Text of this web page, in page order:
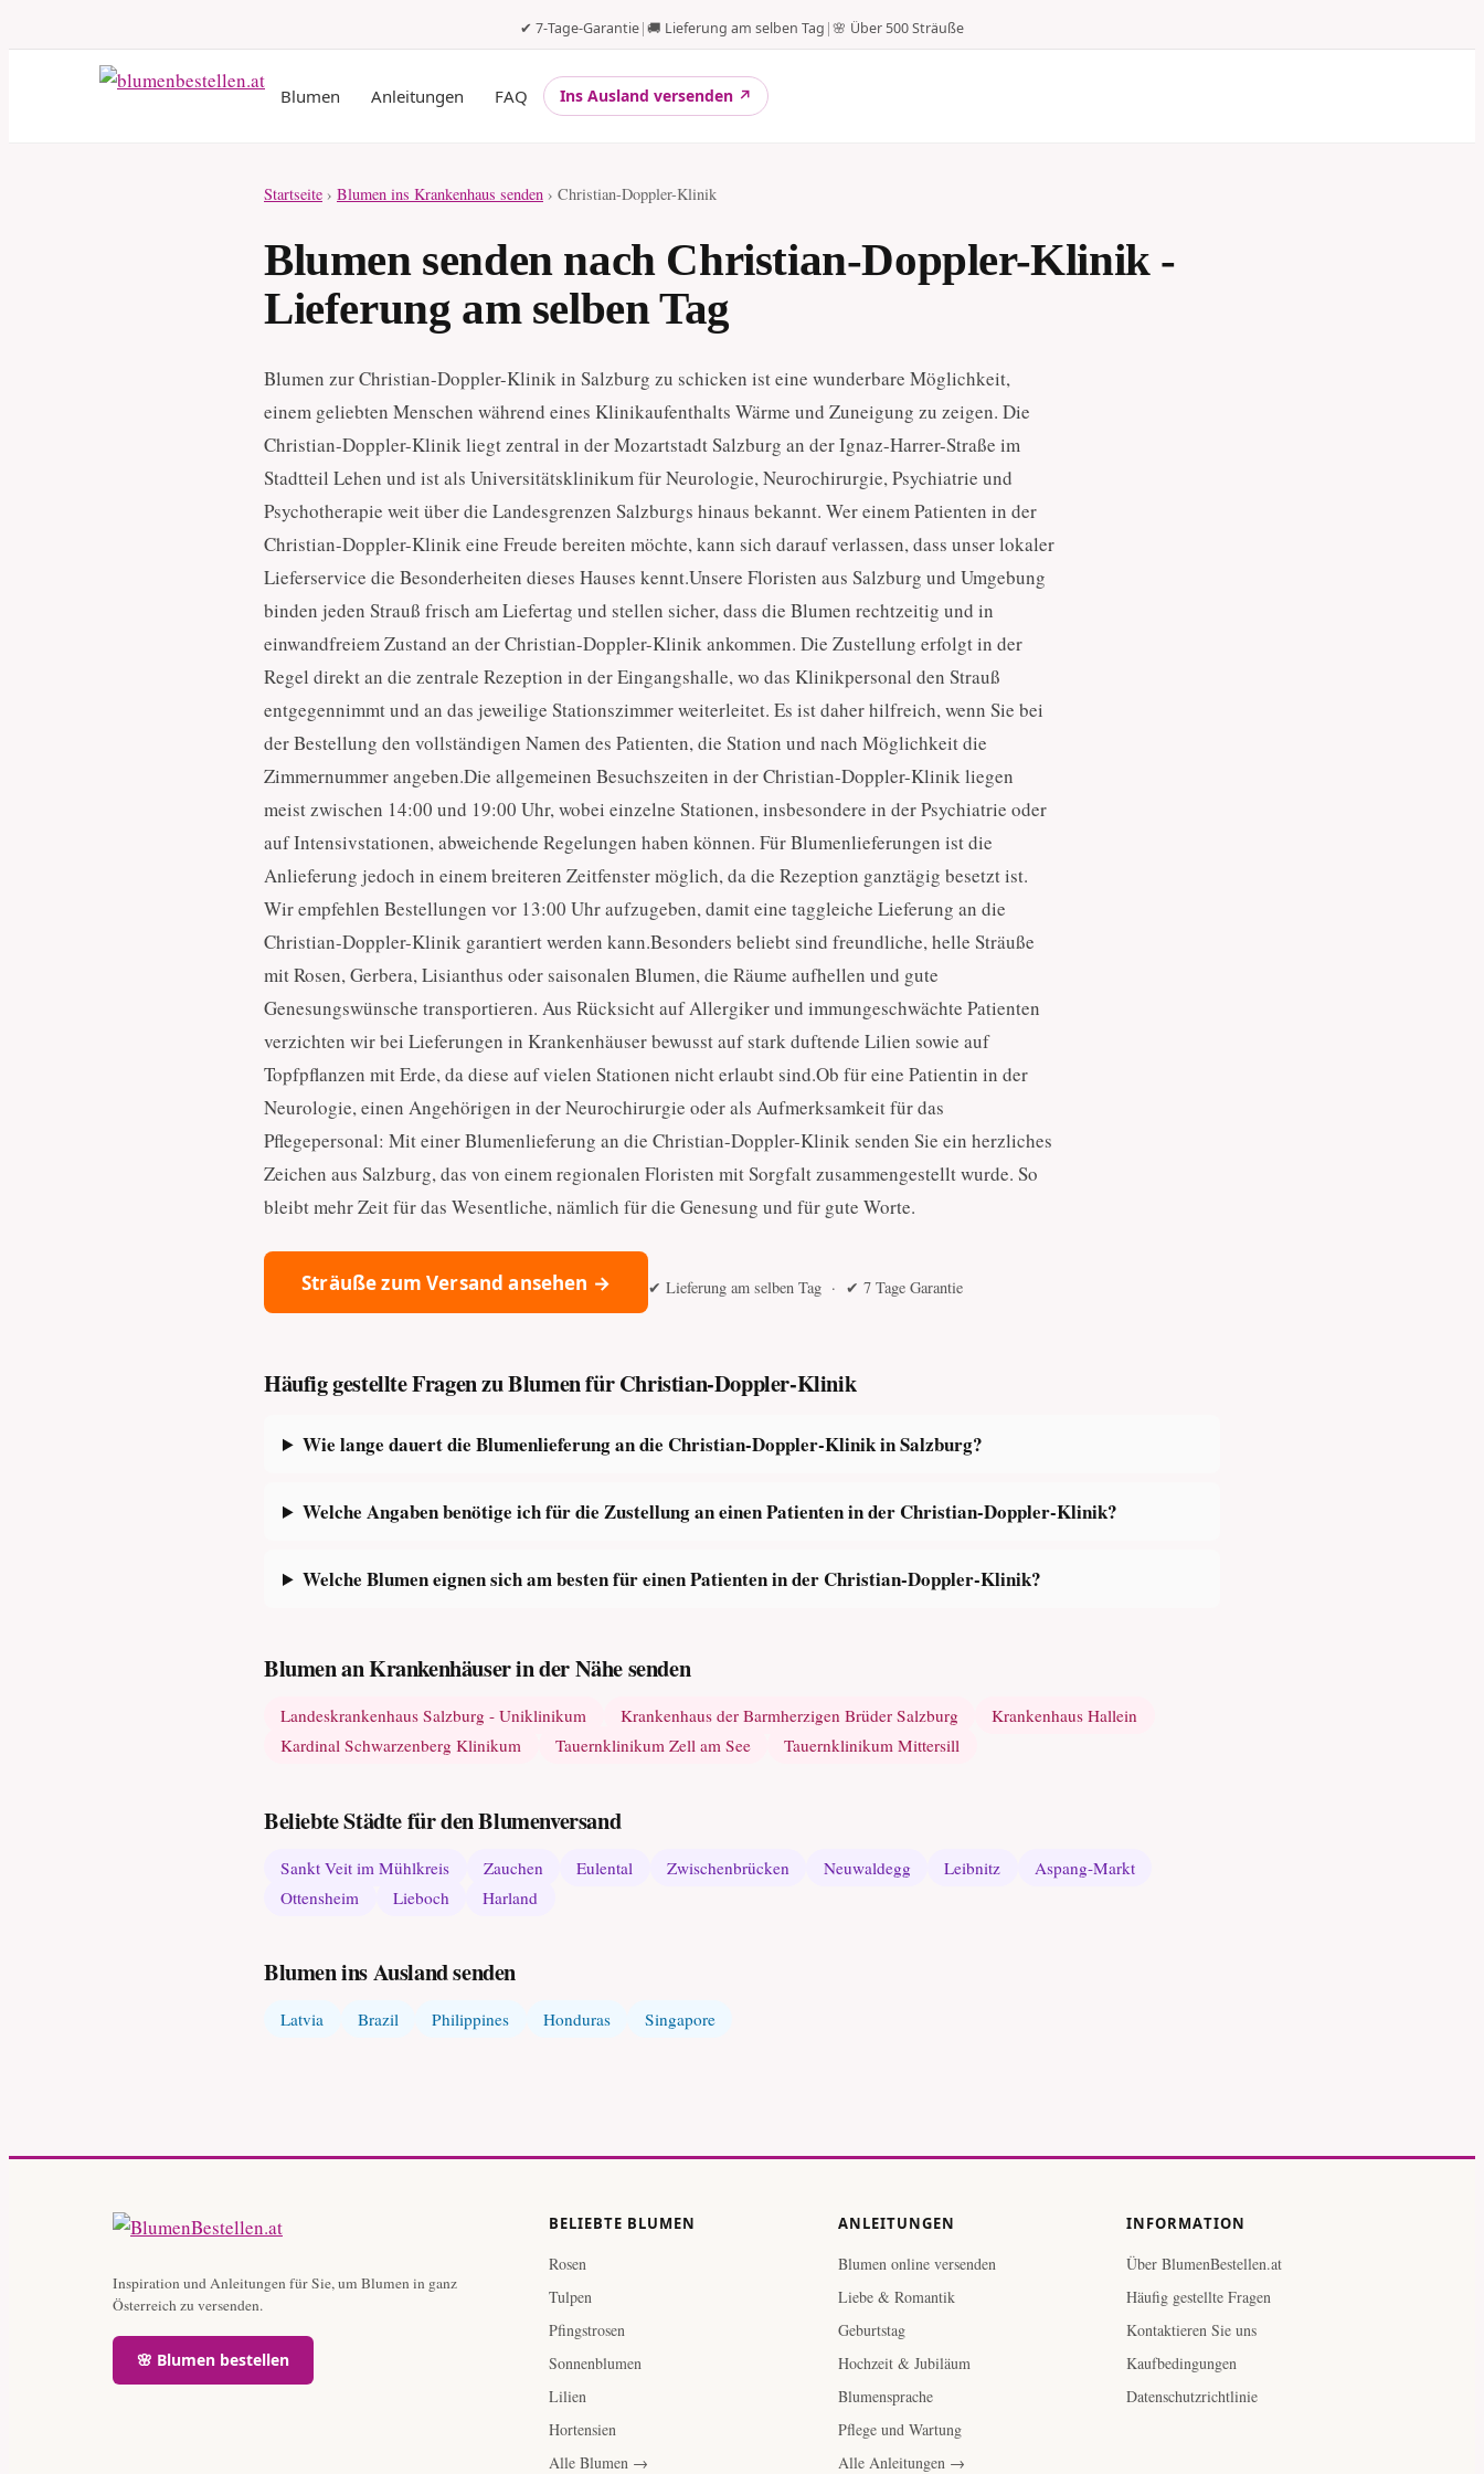
✔ 7-Tage-Garantie|🚚 Lieferung am selben Tag |🌸 Über 500 Sträuße
Blumen Anleitungen FAQ Ins Ausland versenden ↗
Startseite › Blumen ins Krankenhaus senden › Christian-Doppler-Klinik
Blumen senden nach Christian-Doppler-Klinik -
Lieferung am selben Tag
Blumen zur Christian-Doppler-Klinik in Salzburg zu schicken ist eine wunderbare Möglichkeit,
einem geliebten Menschen während eines Klinikaufenthalts Wärme und Zuneigung zu zeigen. Die
Christian-Doppler-Klinik liegt zentral in der Mozartstadt Salzburg an der Ignaz-Harrer-Straße im
Stadtteil Lehen und ist als Universitätsklinikum für Neurologie, Neurochirurgie, Psychiatrie und
Psychotherapie weit über die Landesgrenzen Salzburgs hinaus bekannt. Wer einem Patienten in der
Christian-Doppler-Klinik eine Freude bereiten möchte, kann sich darauf verlassen, dass unser lokaler
Lieferservice die Besonderheiten dieses Hauses kennt.Unsere Floristen aus Salzburg und Umgebung
binden jeden Strauß frisch am Liefertag und stellen sicher, dass die Blumen rechtzeitig und in
einwandfreiem Zustand an der Christian-Doppler-Klinik ankommen. Die Zustellung erfolgt in der
Regel direkt an die zentrale Rezeption in der Eingangshalle, wo das Klinikpersonal den Strauß
entgegennimmt und an das jeweilige Stationszimmer weiterleitet. Es ist daher hilfreich, wenn Sie bei
der Bestellung den vollständigen Namen des Patienten, die Station und nach Möglichkeit die
Zimmernummer angeben.Die allgemeinen Besuchszeiten in der Christian-Doppler-Klinik liegen
meist zwischen 14:00 und 19:00 Uhr, wobei einzelne Stationen, insbesondere in der Psychiatrie oder
auf Intensivstationen, abweichende Regelungen haben können. Für Blumenlieferungen ist die
Anlieferung jedoch in einem breiteren Zeitfenster möglich, da die Rezeption ganztägig besetzt ist.
Wir empfehlen Bestellungen vor 13:00 Uhr aufzugeben, damit eine taggleiche Lieferung an die
Christian-Doppler-Klinik garantiert werden kann.Besonders beliebt sind freundliche, helle Sträuße
mit Rosen, Gerbera, Lisianthus oder saisonalen Blumen, die Räume aufhellen und gute
Genesungswünsche transportieren. Aus Rücksicht auf Allergiker und immungeschwächte Patienten
verzichten wir bei Lieferungen in Krankenhäuser bewusst auf stark duftende Lilien sowie auf
Topfpflanzen mit Erde, da diese auf vielen Stationen nicht erlaubt sind.Ob für eine Patientin in der
Neurologie, einen Angehörigen in der Neurochirurgie oder als Aufmerksamkeit für das
Pflegepersonal: Mit einer Blumenlieferung an die Christian-Doppler-Klinik senden Sie ein herzliches
Zeichen aus Salzburg, das von einem regionalen Floristen mit Sorgfalt zusammengestellt wurde. So
bleibt mehr Zeit für das Wesentliche, nämlich für die Genesung und für gute Worte.
Sträuße zum Versand ansehen → ✔ Lieferung am selben Tag · ✔ 7 Tage Garantie
Häufig gestellte Fragen zu Blumen für Christian-Doppler-Klinik
Wie lange dauert die Blumenlieferung an die Christian-Doppler-Klinik in Salzburg?
Welche Angaben benötige ich für die Zustellung an einen Patienten in der Christian-Doppler-Klinik?
Welche Blumen eignen sich am besten für einen Patienten in der Christian-Doppler-Klinik?
Blumen an Krankenhäuser in der Nähe senden
Landeskrankenhaus Salzburg - Uniklinikum Krankenhaus der Barmherzigen Brüder Salzburg
Krankenhaus Hallein
Kardinal Schwarzenberg Klinikum
Tauernklinikum Zell am See Tauernklinikum Mittersill
Beliebte Städte für den Blumenversand
Sankt Veit im Mühlkreis Zauchen Eulental Zwischenbrücken Neuwaldegg Leibnitz
Aspang-Markt
Ottensheim
Lieboch Harland
Blumen ins Ausland senden
Latvia Brazil Philippines Honduras Singapore
Inspiration und Anleitungen für Sie, um Blumen in ganz
Österreich zu versenden.
🌸 Blumen bestellen
BELIEBTE BLUMEN
Rosen
Tulpen
Pfingstrosen
Sonnenblumen
Lilien
Hortensien
Alle Blumen →
ANLEITUNGEN
Blumen online versenden
Liebe & Romantik
Geburtstag
Hochzeit & Jubiläum
Blumensprache
Pflege und Wartung
Alle Anleitungen →
INFORMATION
Über BlumenBestellen.at
Häufig gestellte Fragen
Kontaktieren Sie uns
Kaufbedingungen
Datenschutzrichtlinie